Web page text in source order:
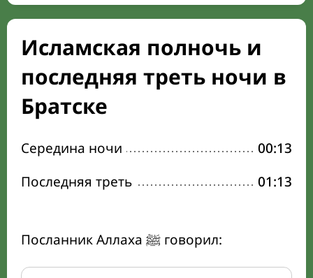
Исламская полночь и
последняя треть ночи в
Братске
Середина ночи
00:13
Последняя треть
01:13
Посланник Аллаха ﷺ говорил: